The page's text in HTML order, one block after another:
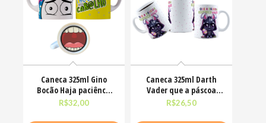
Caneca 325ml Gino
Bocão Haja paciênca
nesse caralho Meme
R$32,00
Caneca 325ml Darth
Vader que a páscoa
esteja com você
R$26,50